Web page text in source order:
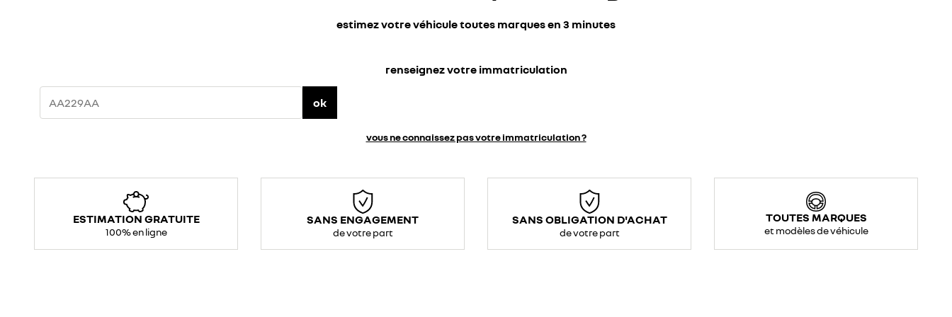
estimez votre véhicule toutes marques en 3 minutes
renseignez votre immatriculation
ok
vous ne connaissez pas votre immatriculation ?
ESTIMATION GRATUITE
100% en ligne
SANS ENGAGEMENT
de votre part
SANS OBLIGATION D'ACHAT
de votre part
TOUTES MARQUES
et modèles de véhicule